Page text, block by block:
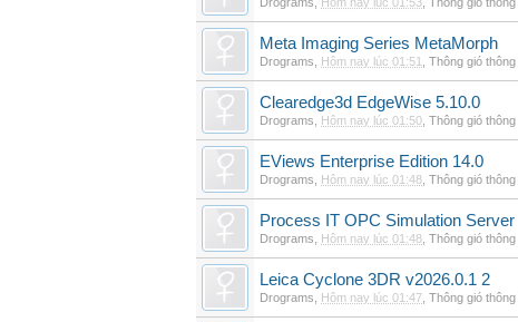
Meta Imaging Series MetaMorph
Drograms Hôm nay lúc 01:51 Thông gió
Clearedge3d EdgeWise 5.10.0
Drograms Hôm nay lúc 01:50 Thông gió
EViews Enterprise Edition 14.0
Drograms Hôm nay lúc 01:48 Thông gió
Process IT OPC Simulation Server
Drograms Hôm nay lúc 01:48 Thông gió
Leica Cyclone 3DR v2026.0.1 2
Drograms Hôm nay lúc 01:47 Thông gió